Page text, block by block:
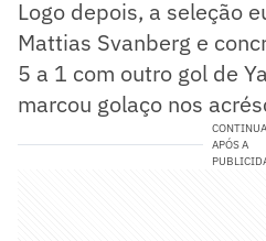
Logo depois, a seleção
Mattias Svanberg e
5 a 1 com outro gol de
marcou golaço nos
CONTINUA
APÓS A